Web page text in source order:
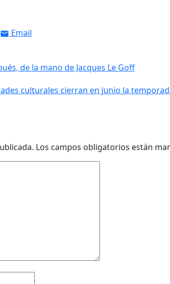
Email
de la mano de Jacques Le Goff
culturales cierran en junio la
Los campos obligatorios están